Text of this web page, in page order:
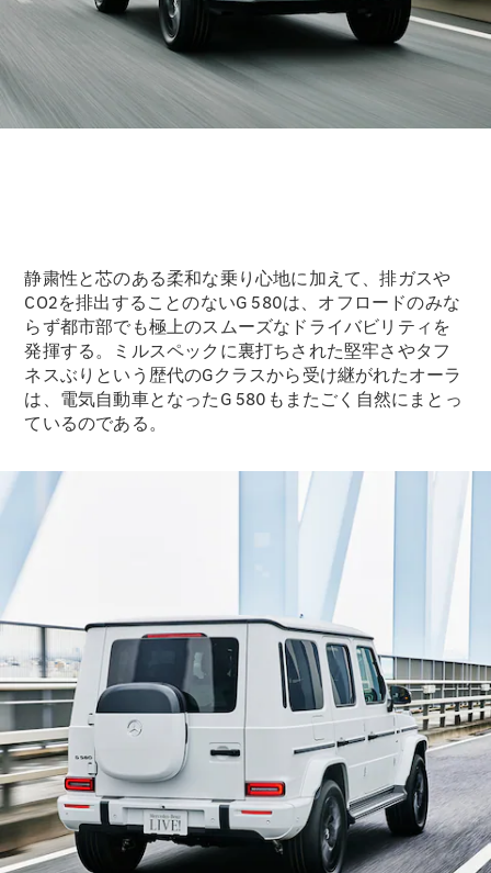
静粛性と芯のある柔和な乗り心地に加えて、排ガスや
CO2を排出することのないG 580は、オフロードのみな
らず都市部でも極上のスムーズなドライバビリティを
発揮する。ミルスペックに裏打ちされた堅牢さやタフ
ネスぶりという歴代のGクラスから受け継がれたオーラ
は、電気自動車となったG 580もまたごく自然にまとっ
ているのである。